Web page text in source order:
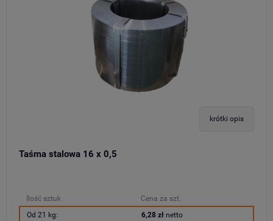
krótki opis
Taśma stalowa 16 x 0,5
Ilość sztuk
Cena za szt.
Od 21 kg:
6,28 złnetto